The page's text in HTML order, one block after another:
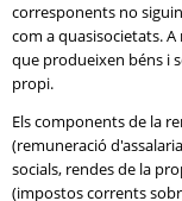
corresponents no
com a quasisocietats.
que produeixen béns i
propi.
Els components de la
(remuneració
socials, rendes de la
(impostos corrents